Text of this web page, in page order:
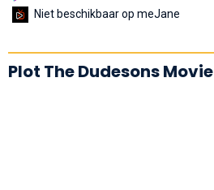
Niet beschikbaar op meJane
Plot The Dudesons Movie